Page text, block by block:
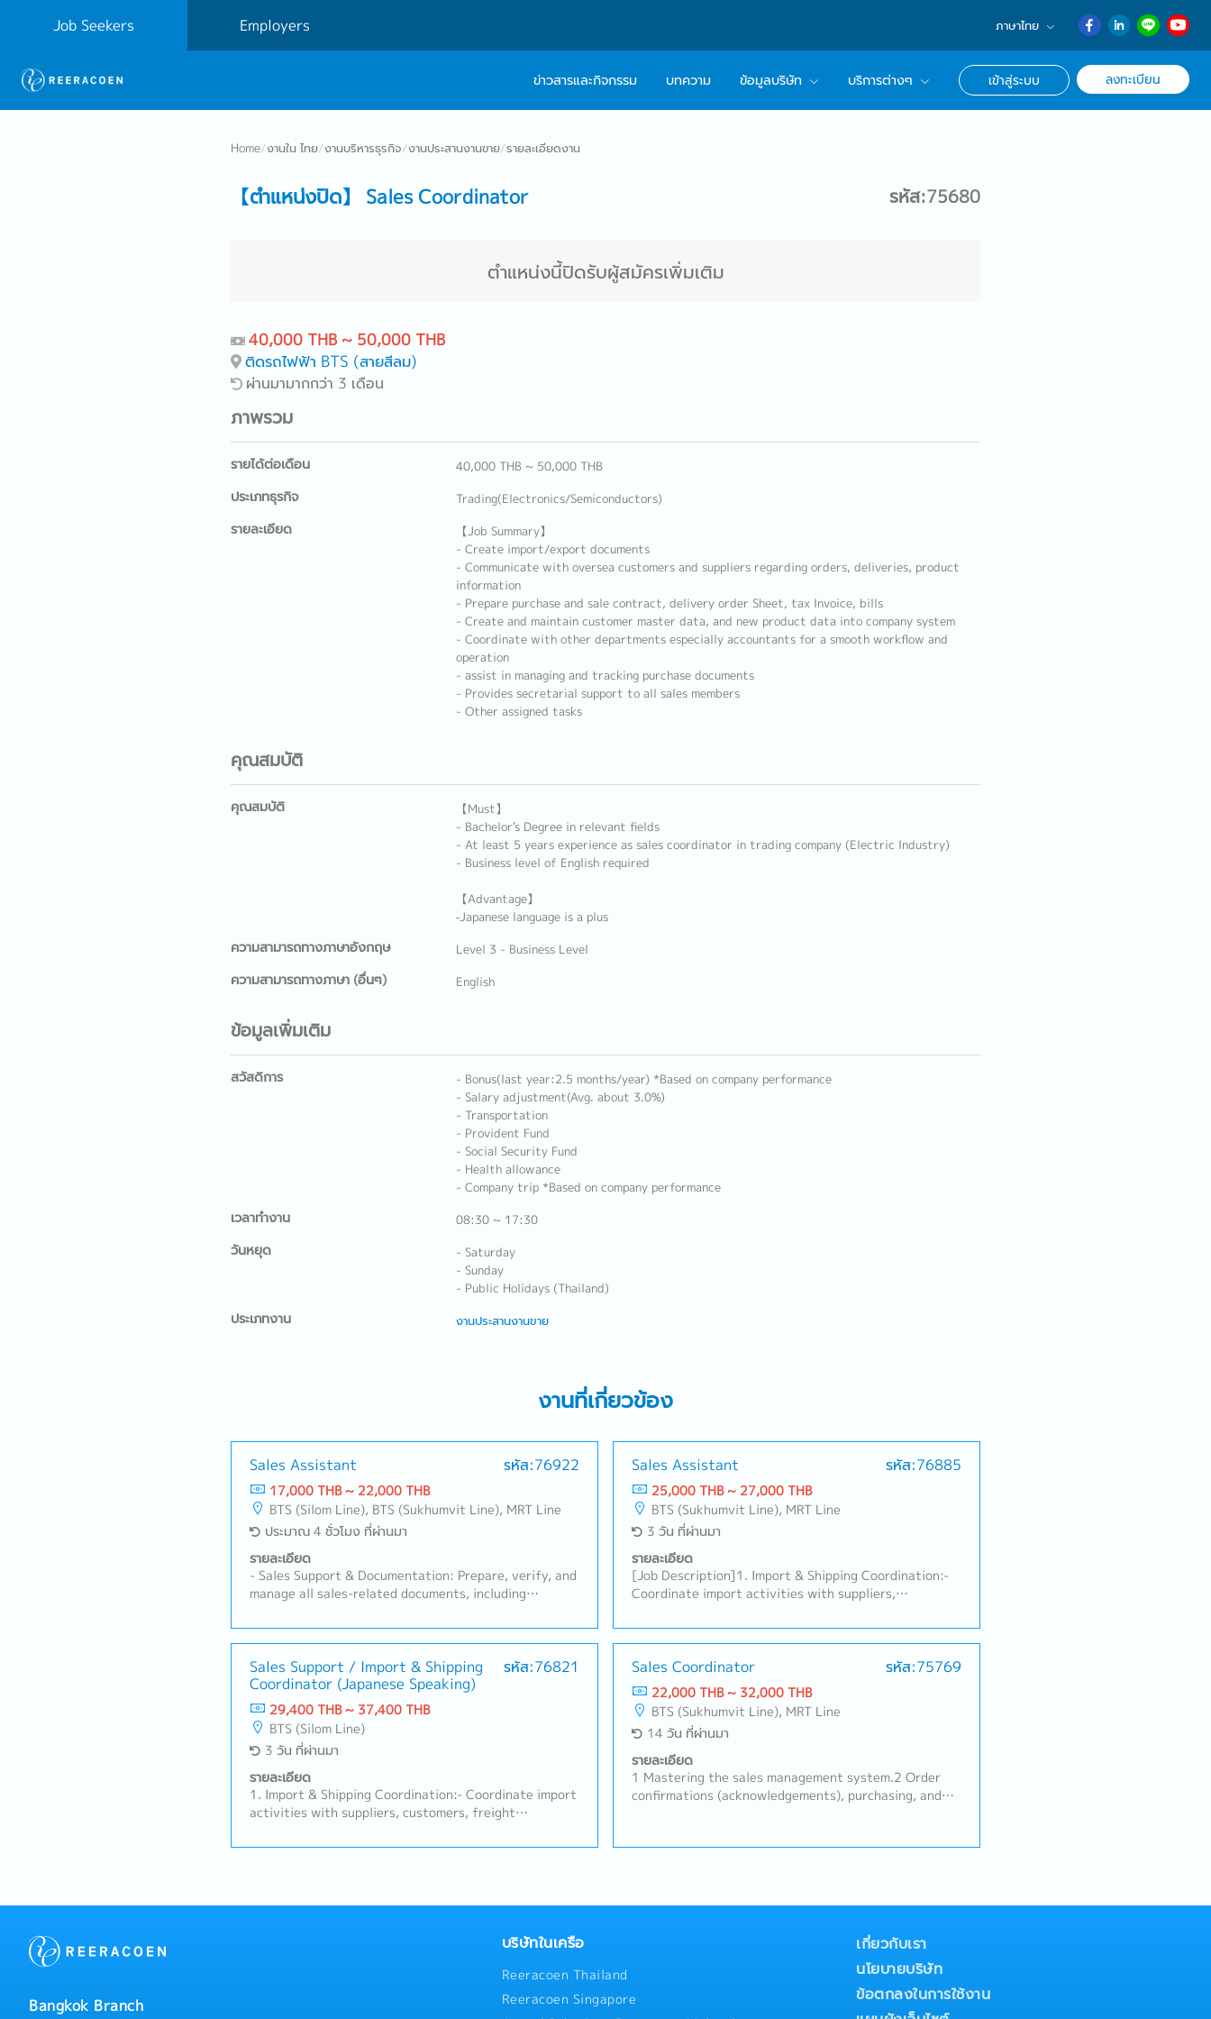
Job Seekers Employers ภาษาไทย
English
日本語
ข่าวสารและกิจกรรม บทความ ข้อมูลบริษัท บริการต่างๆ เข้าสู่ระบบ ลงทะเบียน
Home/งานใน ไทย/งานบริหารธุรกิจ/งานประสานงานขาย/รายละเอียดงาน
【ตำแหน่งปิด】 Sales Coordinator รหัส:75680
ตำแหน่งนี้ปิดรับผู้สมัครเพิ่มเติม
40,000 THB ~ 50,000 THB
ติดรถไฟฟ้า BTS (สายสีลม)
ผ่านมามากกว่า 3 เดือน
ภาพรวม
รายได้ต่อเดือน 40,000 THB ~ 50,000 THB
ประเภทธุรกิจ Trading(Electronics/Semiconductors)
รายละเอียด
【Job Summary】
- Create import/export documents
- Communicate with oversea customers and suppliers regarding orders, deliveries, product
information
- Prepare purchase and sale contract, delivery order Sheet, tax Invoice, bills
- Create and maintain customer master data, and new product data into company system
- Coordinate with other departments especially accountants for a smooth workflow and
operation
- assist in managing and tracking purchase documents
- Provides secretarial support to all sales members
- Other assigned tasks
คุณสมบัติ
คุณสมบัติ
【Must】
- Bachelor's Degree in relevant fields
- At least 5 years experience as sales coordinator in trading company (Electric Industry)
- Business level of English required
【Advantage】
‐Japanese language is a plus
ความสามารถทางภาษาอังกฤษ Level 3 - Business Level
ความสามารถทางภาษา (อื่นๆ) English
ข้อมูลเพิ่มเติม
สวัสดิการ
- Bonus(last year:2.5 months/year) *Based on company performance
- Salary adjustment(Avg. about 3.0%)
- Transportation
- Provident Fund
- Social Security Fund
- Health allowance
- Company trip *Based on company performance
เวลาทำงาน 08:30 ~ 17:30
วันหยุด
- Saturday
- Sunday
- Public Holidays (Thailand)
ประเภทงาน งานประสานงานขาย
งานที่เกี่ยวข้อง
Sales Assistant รหัส:76922
17,000 THB ~ 22,000 THB
BTS (Silom Line), BTS (Sukhumvit Line), MRT Line
ประมาณ 4 ชั่วโมง ที่ผ่านมา
รายละเอียด
- Sales Support & Documentation: Prepare, verify, and
manage all sales-related documents, including
other sales correspondence.- Compile sales data and
generate weekly/monthly Sales Reports for
management review.- Maintain and update the sales
documentation system and customer database to
ensure data accuracy and accessibility.- Overseas
Purchasing & Logistics Coordination (Japan): Issue and
process Purchase Orders (POS) to headquarters in
Japan.- Liaise with and monitor Japan-based
counterparts to track production status and shipment
schedules (Import Tracking).- Coordinate with freight
forwarders, shipping lines, or customs brokers to
Customer & Internal Coordination: Serve as the
Sales Assistant รหัส:76885
25,000 THB ~ 27,000 THB
BTS (Sukhumvit Line), MRT Line
3 วัน ที่ผ่านมา
รายละเอียด
[Job Description]1. Import & Shipping Coordination:-
Coordinate import activities with suppliers,
following established procedures.- Prepare, verify, and
handle required shipping documents (e.g., B/L, Invoice,
Packing List, C/O) to ensure accurate and prompt task
execution.- Track shipment schedules and report any
logistics issues to superiors for guidance and
resolution.2. Sales Support & Relationship
Management:- Follow up on recurring orders with
existing customers to support the maintenance of
existing business.- Handle basic interactions and
inquiries from customers and suppliers, escalating
accurately based on the superior's instructions.3.
if required).- Perform other routine tasks as assigned
Sales Support / Import & Shipping
Coordinator (Japanese Speaking)
รหัส:76821
29,400 THB ~ 37,400 THB
BTS (Silom Line)
3 วัน ที่ผ่านมา
รายละเอียด
1. Import & Shipping Coordination:- Coordinate import
activities with suppliers, customers, freight
procedures.- Prepare, verify, and handle required
Track shipment schedules and report any logistics
Sales Support & Relationship Management:- Follow up
support the maintenance of existing business.- Handle
basic interactions and inquiries from customers and
Sales Coordinator รหัส:75769
22,000 THB ~ 32,000 THB
BTS (Sukhumvit Line), MRT Line
14 วัน ที่ผ่านมา
รายละเอียด
1 Mastering the sales management system.2 Order
confirmations (acknowledgements), purchasing, and
Drafting and preparation of commercial documents.5
registration or licensing issues with MOI, MOD, BOI,
debiting.9 Organizing and managing business
Bangkok Branch
บริษัทในเครือ
Reeracoen Thailand
Reeracoen Singapore
เกี่ยวกับเรา
นโยบายบริษัท
ข้อตกลงในการใช้งาน